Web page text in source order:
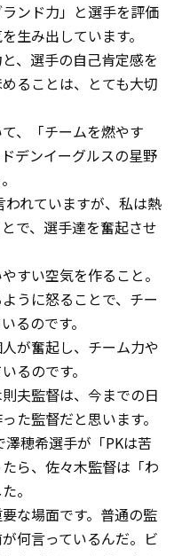
ンド力」と選手を評価
生み出しています。
、選手の自己肯定感を
ることは、とても大切
、「チームを燃やす
デンイーグルスの星野
れていますが、私は熱
で、選手達を奮起させ
すい空気を作ること。
うに怒ることで、チー
るのです。
が奮起し、チーム力や
るのです。
夫監督は、今までの日
た監督だと思います。
穂希選手が「PKは苦
ら、佐々木監督は「わ
。
な場面です。普通の監
何言っているんだ。ビ